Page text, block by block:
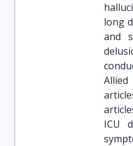
long
and
Allied
ICU